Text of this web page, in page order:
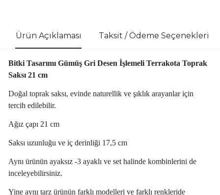
Ürün Açıklaması Taksit / Ödeme Seçenekleri
Bitki Tasarımı Gümüş Gri Desen İşlemeli Terrakota Toprak
Saksı 21 cm
Doğal toprak saksı, evinde naturellik ve şıklık arayanlar için
tercih edilebilir.
Ağız çapı 21 cm
Saksı uzunluğu ve iç derinliği 17,5 cm
Aynı ürünün ayaksız -3 ayaklı ve set halinde kombinlerini de
inceleyebilirsiniz.
Yine aynı tarz ürünün farklı modelleri ve farklı renkleride